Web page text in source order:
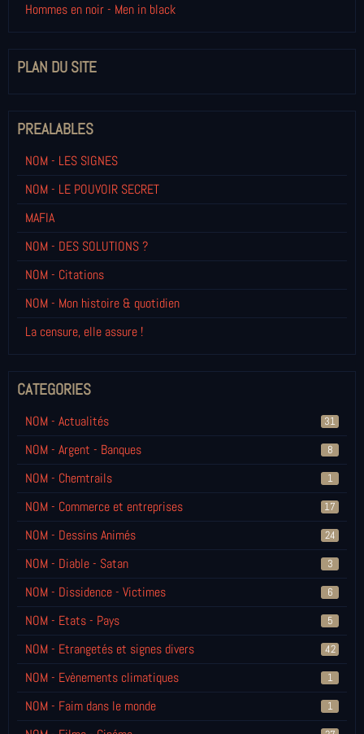
Hommes en noir - Men in black
PLAN DU SITE
PREALABLES
NOM - LES SIGNES
NOM - LE POUVOIR SECRET
MAFIA
NOM - DES SOLUTIONS ?
NOM - Citations
NOM - Mon histoire & quotidien
La censure, elle assure !
CATEGORIES
NOM - Actualités 31
NOM - Argent - Banques 8
NOM - Chemtrails 1
NOM - Commerce et entreprises 17
NOM - Dessins Animés 24
NOM - Diable - Satan 3
NOM - Dissidence - Victimes 6
NOM - Etats - Pays 5
NOM - Etrangetés et signes divers 42
NOM - Evènements climatiques 1
NOM - Faim dans le monde 1